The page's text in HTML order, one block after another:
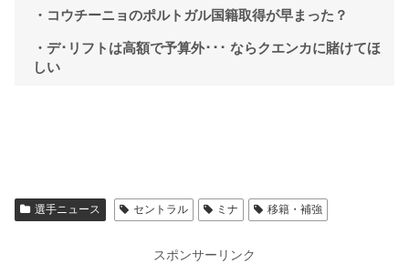
・コウチーニョのポルトガル国籍取得が早まった？
・デ･リフトは高額で予算外･･･ ならクエンカに賭けてほ
しい
選手ニュース セントラル ミナ 移籍・補強
スポンサーリンク